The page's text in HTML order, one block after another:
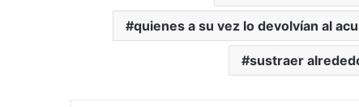
quienes a su vez lo devolvían al
sustraer